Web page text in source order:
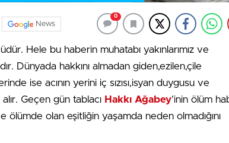
News
0
Hele bu haberin muhatabı yakınlarımız ve
Dünyada hakkını almadan giden,ezilen,çile
ise acının yerini iç sızısı,isyan duygusu ve
Geçen gün tablacı Hakkı Ağabey’inin ölüm
ölümde olan eşitliğin yaşamda neden olmadığını